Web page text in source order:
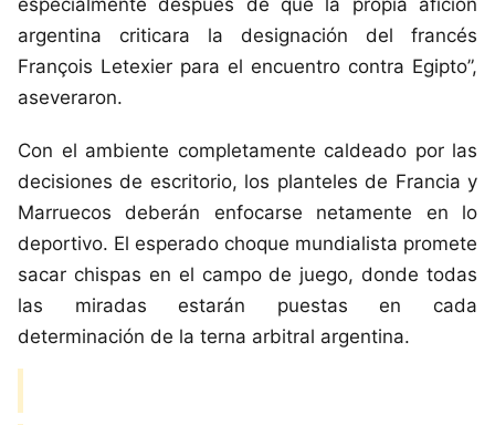
especialmente después de que la propia afición
argentina criticara la designación del francés
François Letexier para el encuentro contra Egipto”,
aseveraron.
Con el ambiente completamente caldeado por las
decisiones de escritorio, los planteles de Francia y
Marruecos deberán enfocarse netamente en lo
deportivo. El esperado choque mundialista promete
sacar chispas en el campo de juego, donde todas
las miradas estarán puestas en cada
determinación de la terna arbitral argentina.